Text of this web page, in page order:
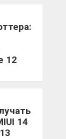
12
14